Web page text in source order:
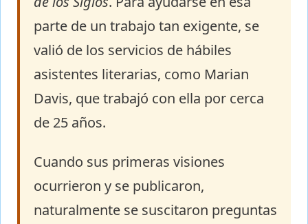
parte de un trabajo tan exigente, se
valió de los servicios de hábiles
asistentes literarias, como Marian
Davis, que trabajó con ella por cerca
de 25 años.
Cuando sus primeras visiones
ocurrieron y se publicaron,
naturalmente se suscitaron preguntas